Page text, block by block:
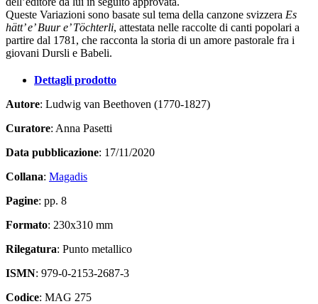
Queste Variazioni sono basate sul tema della canzone svizzera Es
hätt’ e’ Buur e’ Töchterli, attestata nelle raccolte di canti popolari a
partire dal 1781, che racconta la storia di un amore pastorale fra i
giovani Dursli e Babeli.
Dettagli prodotto
Autore: Ludwig van Beethoven (1770-1827)
Curatore: Anna Pasetti
Data pubblicazione: 17/11/2020
Collana: Magadis
Pagine: pp. 8
Formato: 230x310 mm
Rilegatura: Punto metallico
ISMN: 979-0-2153-2687-3
Codice: MAG 275